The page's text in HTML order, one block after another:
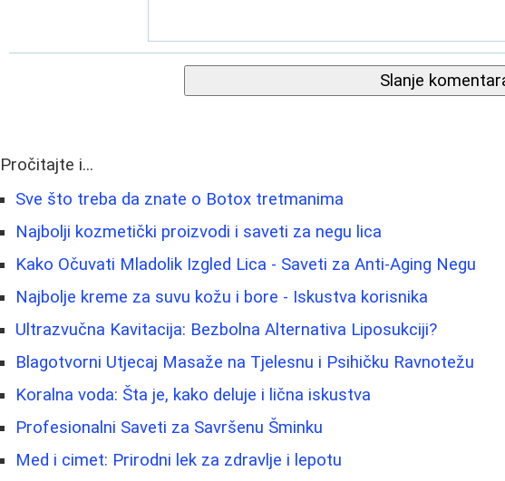
Slanje
Pročitajte i...
Sve što treba da znate o Botox tretmanima
Najbolji kozmetički proizvodi i saveti za negu lica
Kako Očuvati Mladolik Izgled Lica - Saveti za Anti-Aging Negu
Najbolje kreme za suvu kožu i bore - Iskustva korisnika
Ultrazvučna Kavitacija: Bezbolna Alternativa Liposukciji?
Blagotvorni Utjecaj Masaže na Tjelesnu i Psihičku Ravnotežu
Koralna voda: Šta je, kako deluje i lična iskustva
Profesionalni Saveti za Savršenu Šminku
Med i cimet: Prirodni lek za zdravlje i lepotu